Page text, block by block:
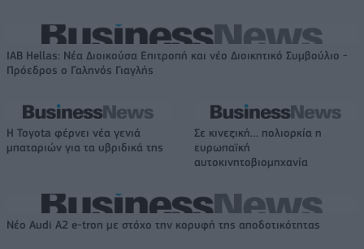
IAB Hellas: Νέα Διοικούσα Επιτροπή και νέο Διοικητικό Συμβούλιο -
Πρόεδρος ο Γαληνός Γιαγλής
Η Toyota φέρνει νέα γενιά
μπαταριών για τα υβριδικά της
Σε κινεζική… πολιορκία η
ευρωπαϊκή
αυτοκινητοβιομηχανία
Νέο Audi A2 e-tron με στόχο την κορυφή της αποδοτικότητας